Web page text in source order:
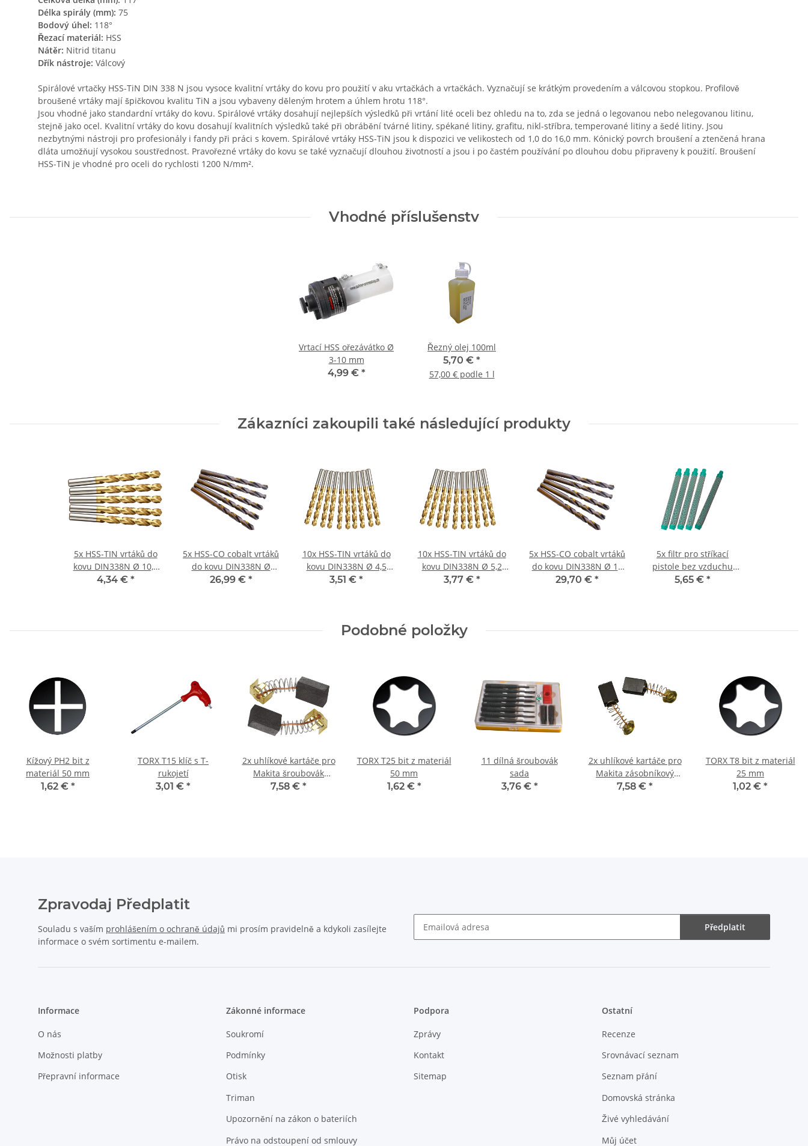
Délka spirály (mm): 75
Bodový úhel: 118°
Řezací materiál: HSS
Nátěr: Nitrid titanu
Dřík nástroje: Válcový
Spirálové vrtačky HSS-TiN DIN 338 N jsou vysoce kvalitní vrtáky do kovu pro použití v aku vrtačkách a vrtačkách. Vyznačují se krátkým provedením a válcovou stopkou. Profilově
broušené vrtáky mají špičkovou kvalitu TiN a jsou vybaveny děleným hrotem a úhlem hrotu 118°.
Jsou vhodné jako standardní vrtáky do kovu. Spirálové vrtáky dosahují nejlepších výsledků při vrtání lité oceli bez ohledu na to, zda se jedná o legovanou nebo nelegovanou litinu,
stejně jako ocel. Kvalitní vrtáky do kovu dosahují kvalitních výsledků také při obrábění tvárné litiny, spékané litiny, grafitu, nikl-stříbra, temperované litiny a šedé litiny. Jsou
nezbytnými nástroji pro profesionály i fandy při práci s kovem. Spirálové vrtáky HSS-TiN jsou k dispozici ve velikostech od 1,0 do 16,0 mm. Kónický povrch broušení a ztenčená hrana
dláta umožňují vysokou soustřednost. Pravořezné vrtáky do kovu se také vyznačují dlouhou životností a jsou i po častém používání po dlouhou dobu připraveny k použití. Broušení
HSS-TiN je vhodné pro oceli do rychlosti 1200 N/mm².
Vhodné příslušenstv
Vrtací HSS ořezávátko Ø
3-10 mm
4,99 € *
Řezný olej 100ml
5,70 € *
57,00 € podle 1 l
Zákazníci zakoupili také následující produkty
5x HSS-TIN vrtáků do
kovu DIN338N Ø 10,2
mm
4,34 € *
5x HSS-CO cobalt vrtáků
do kovu DIN338N Ø
10,5 mm
26,99 € *
10x HSS-TIN vrtáků do
kovu DIN338N Ø 4,5
mm
3,51 € *
10x HSS-TIN vrtáků do
kovu DIN338N Ø 5,2
mm
3,77 € *
5x HSS-CO cobalt vrtáků
do kovu DIN338N Ø 12
mm
29,70 € *
5x filtr pro stříkací
pistole bez vzduchu
#30
5,65 € *
Podobné položky
Kížový PH2 bit z
materiál 50 mm
1,62 € *
TORX T15 klíč s T-
rukojetí
3,01 € *
2x uhlíkové kartáče pro
Makita šroubovák
6000R 5 x 8 x 11 mm
7,58 € *
TORX T25 bit z materiál
50 mm
1,62 € *
11 dílná šroubovák
sada
3,76 € *
2x uhlíkové kartáče pro
Makita zásobníkový
šroubovák 6832 8,9 x
7,58 € *
TORX T8 bit z materiál
25 mm
1,02 € *
Zpravodaj Předplatit
Souladu s vaším prohlášením o ochraně údajů mi prosím pravidelně a kdykoli zasílejte
informace o svém sortimentu e-mailem.
Předplatit
Informace
O nás
Možnosti platby
Přepravní informace
Zákonné informace
Soukromí
Podmínky
Otisk
Triman
Upozornění na zákon o bateriích
Právo na odstoupení od smlouvy
Podpora
Zprávy
Kontakt
Sitemap
Ostatní
Recenze
Srovnávací seznam
Seznam přání
Domovská stránka
Živé vyhledávání
Můj účet